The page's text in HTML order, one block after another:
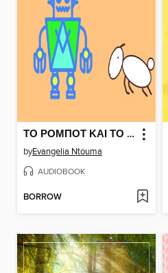
ΤΟ ΡΟΜΠΟΤ ΚΑΙ ΤΟ ΠΡΟΒΑΤΑΚΙ
byEvangelia Ntouma
AUDIOBOOK
BORROW